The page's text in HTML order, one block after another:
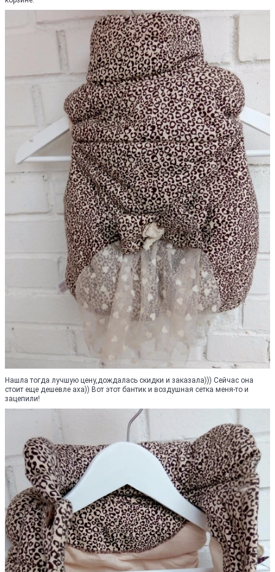
Нашла тогда лучшую цену,дождалась скидки и заказала))) Сейчас она
стоит еще дешевле аха)) Вот этот бантик и воздушная сетка меня-то и
зацепили!